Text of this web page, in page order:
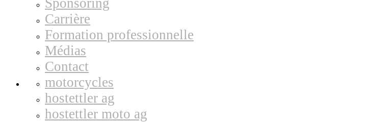
Sponsoring
Carrière
Formation professionnelle
Médias
Contact
motorcycles
hostettler ag
hostettler moto ag